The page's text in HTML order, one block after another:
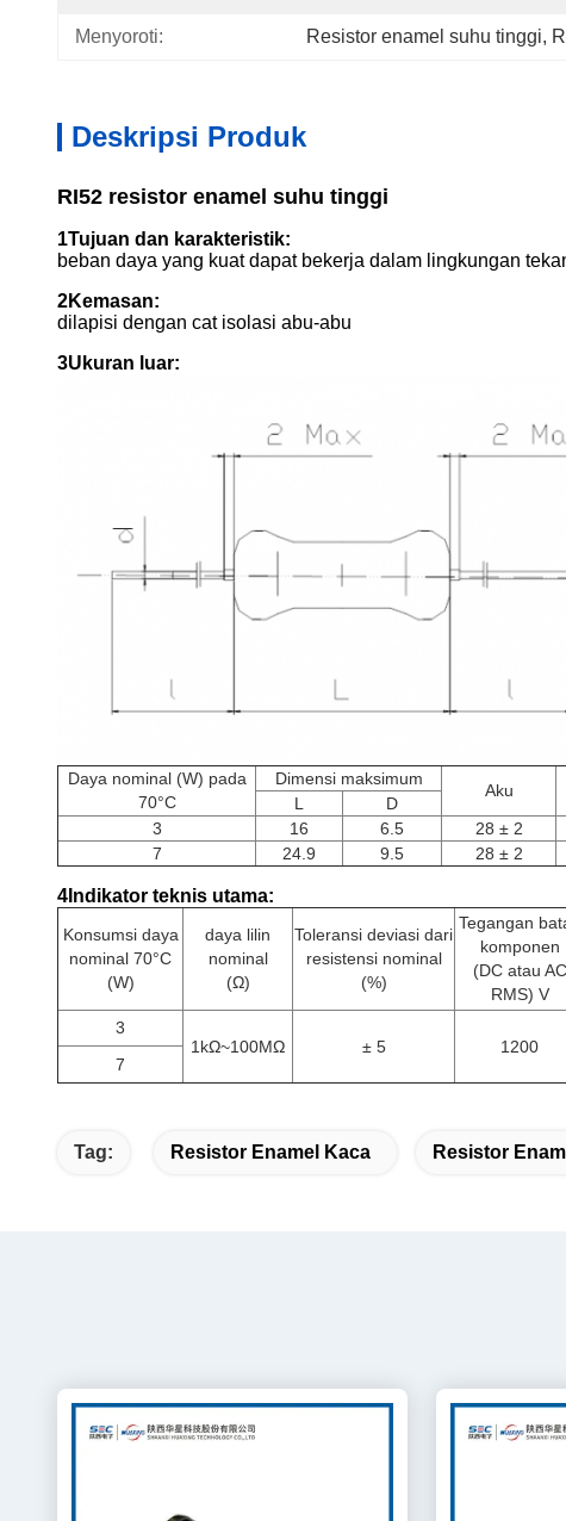
Menyoroti: Resistor enamel suhu tinggi,
Deskripsi Produk
RI52 resistor enamel suhu tinggi
1Tujuan dan karakteristik:
beban daya yang kuat dapat bekerja dalam lingkungan
2Kemasan:
dilapisi dengan cat isolasi abu-abu
3Ukuran luar:
Daya nominal (W) pada
70°C
Dimensi maksimum
Aku
L
D
3
16 6.5 28 ± 2
7
24.9 9.5 28 ± 2
4Indikator teknis utama:
Konsumsi daya
nominal 70°C
(W)
daya lilin
nominal
(Ω)
Toleransi deviasi dari
resistensi nominal
(%)
Tegangan
komponen
(DC atau AC
RMS) V
3
1kΩ~100MΩ
± 5 1200
7
Tag: Resistor Enamel Kaca Resistor